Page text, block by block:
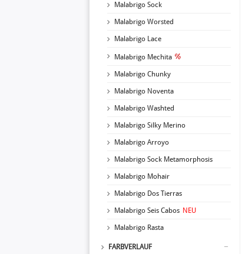
Malabrigo Sock
Malabrigo Worsted
Malabrigo Lace
Malabrigo Mechita
Malabrigo Chunky
Malabrigo Noventa
Malabrigo Washted
Malabrigo Silky Merino
Malabrigo Arroyo
Malabrigo Sock Metamorphosis
Malabrigo Mohair
Malabrigo Dos Tierras
Malabrigo Seis Cabos NEU
Malabrigo Rasta
FARBVERLAUF